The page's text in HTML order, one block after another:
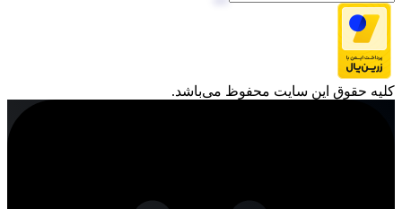
کليه حقوق اين سايت محفوظ می‌باشد.